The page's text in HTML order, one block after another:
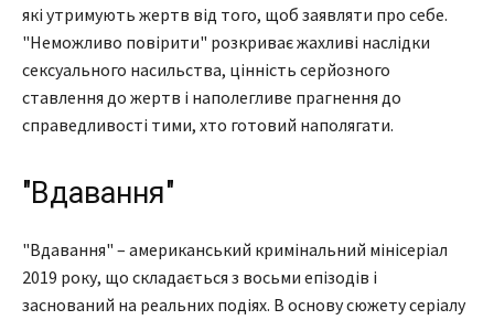
які утримують жертв від того, щоб заявляти про себе.
"Неможливо повірити" розкриває жахливі наслідки
сексуального насильства, цінність серйозного
ставлення до жертв і наполегливе прагнення до
справедливості тими, хто готовий наполягати.
"Вдавання"
"Вдавання" – американський кримінальний мінісеріал
2019 року, що складається з восьми епізодів і
заснований на реальних подіях. В основу сюжету серіалу